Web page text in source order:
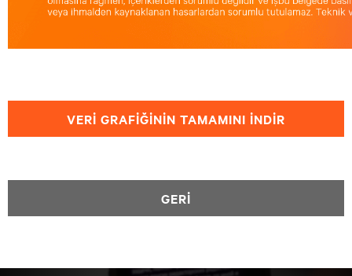
VERİ GRAFİĞİNİN TAMAMINI İNDİR
GERİ